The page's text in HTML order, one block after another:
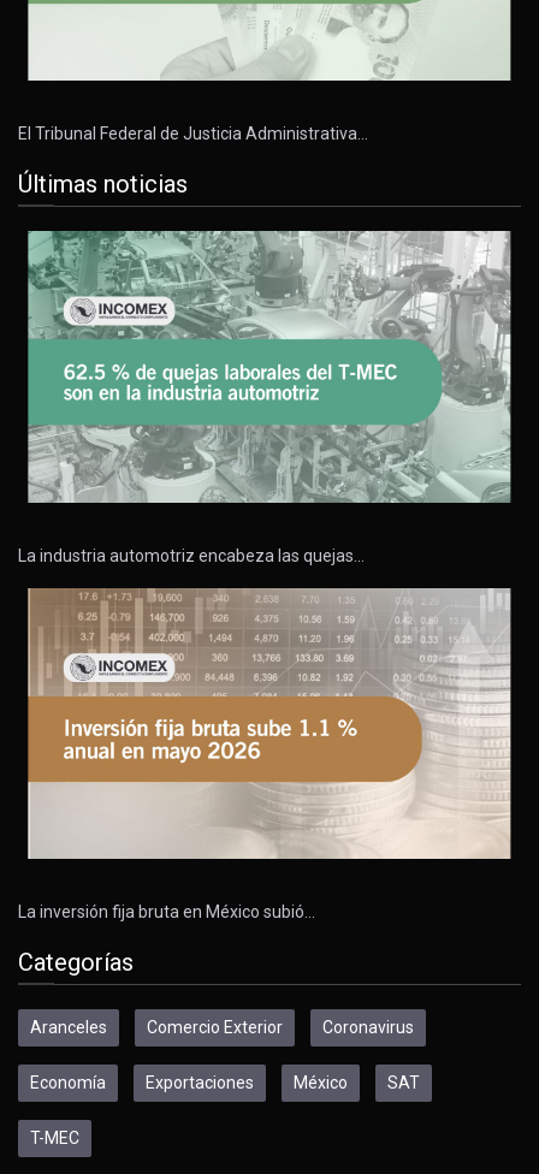
El Tribunal Federal de Justicia Administrativa…
Últimas noticias
La industria automotriz encabeza las quejas…
La inversión fija bruta en México subió…
Categorías
Aranceles Comercio Exterior Coronavirus
Economía Exportaciones México SAT
T-MEC